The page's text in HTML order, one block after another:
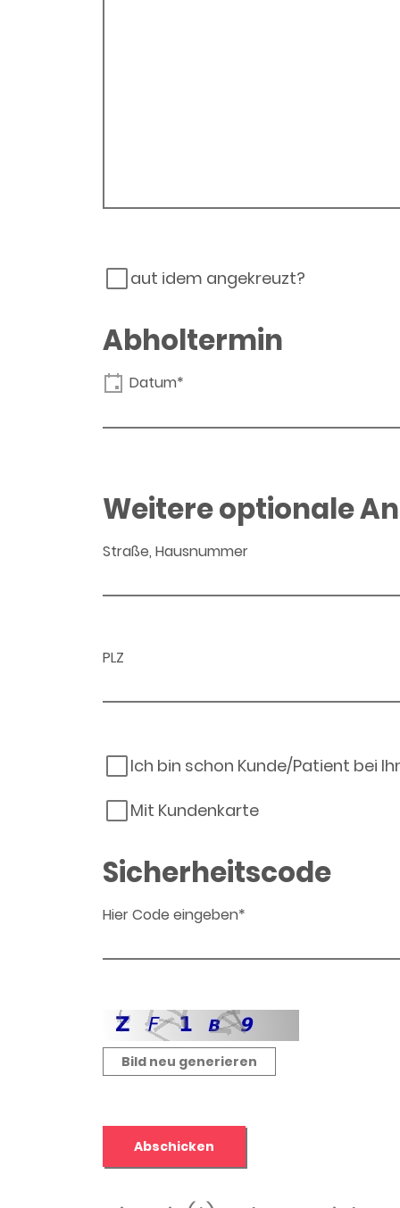
aut idem angekreuzt?
Abholtermin
Datum*
Weitere optionale
Straße, Hausnummer
PLZ
Ich bin schon Kunde/Patient bei
Mit Kundenkarte
Sicherheitscode
Hier Code eingeben*